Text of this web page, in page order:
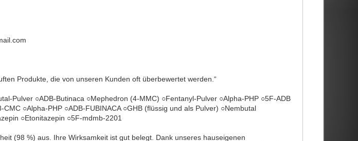
Produkte, die von unseren Kunden oft überbewertet werden.“
Pulver ○ADB-Butinaca ○Mephedron (4-MMC) ○Fentanyl-Pulver ○Alpha-PHP ○5F-ADB
○Alpha-PHP ○ADB-FUBINACA ○GHB (flüssig und als Pulver) ○Nembutal
○Etonitazepin ○5F-mdmb-2201
(98 %) aus. Ihre Wirksamkeit ist gut belegt. Dank unseres hauseigenen